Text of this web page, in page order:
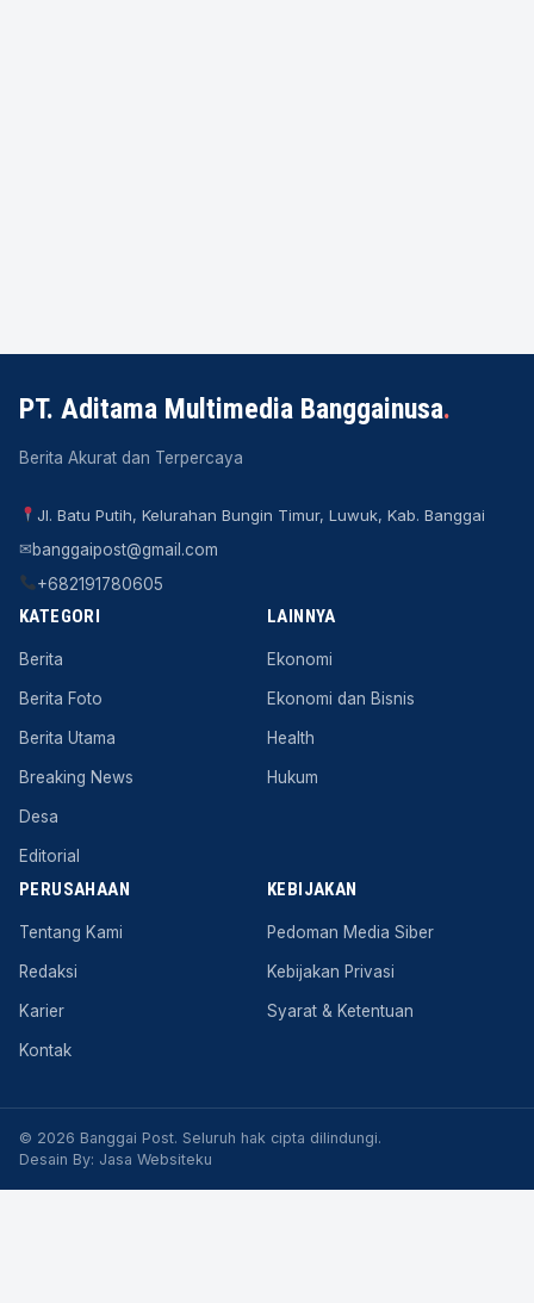
PT. Aditama Multimedia Banggainusa.
Berita Akurat dan Terpercaya
Jl. Batu Putih, Kelurahan Bungin Timur, Luwuk, Kab. Banggai
✉banggaipost@gmail.com
+682191780605
KATEGORI
Berita
Berita Foto
Berita Utama
Breaking News
Desa
Editorial
LAINNYA
Ekonomi
Ekonomi dan Bisnis
Health
Hukum
PERUSAHAAN
Tentang Kami
Redaksi
Karier
Kontak
KEBIJAKAN
Pedoman Media Siber
Kebijakan Privasi
Syarat & Ketentuan
© 2026 Banggai Post. Seluruh hak cipta dilindungi.
Desain By: Jasa Websiteku